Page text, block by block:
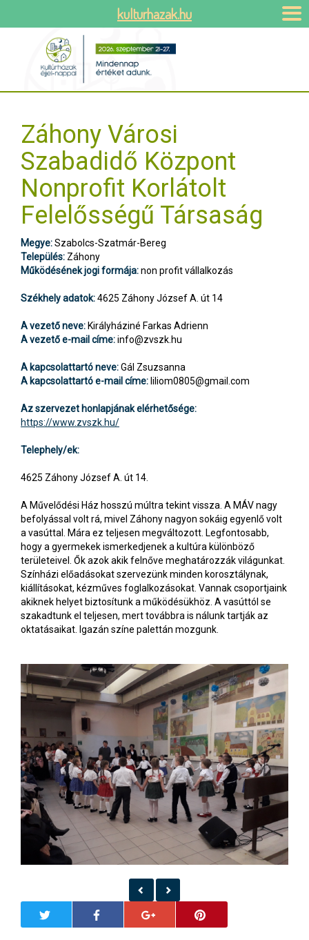
Záhony Városi
Szabadidő Központ
Nonprofit Korlátolt
Felelősségű Társaság
Megye:Szabolcs-Szatmár-Bereg
Település: Záhony
Működésének jogi formája:non profit vállalkozás
Székhely adatok:4625 Záhony József A. út 14
A vezető neve: Királyháziné Farkas Adrienn
A vezető e-mail címe:info@zvszk.hu
A kapcsolattartó neve:Gál Zsuzsanna
A kapcsolattartó e-mail címe: liliom0805@gmail.com
Az szervezet honlapjának elérhetősége:
https://www.zvszk.hu/
Telephely/ek:
4625 Záhony József A. út 14.
A Művelődési Ház hosszú múltra tekint vissza. A MÁV nagy
befolyással volt rá, mivel Záhony nagyon sokáig egyenlő volt
a vasúttal. Mára ez teljesen megváltozott. Legfontosabb,
hogy a gyermekek ismerkedjenek a kultúra különböző
területeivel. Ők azok akik felnőve meghatározzák világunkat.
Színházi előadásokat szervezünk minden korosztálynak,
kiállításokat, kézműves foglalkozásokat. Vannak csoportjaink
akiknek helyet biztosítunk a működésükhöz. A vasúttól se
szakadtunk el teljesen, mert továbbra is nálunk tartják az
oktatásaikat. Igazán színe palettán mozgunk.
kulturhazak.hu